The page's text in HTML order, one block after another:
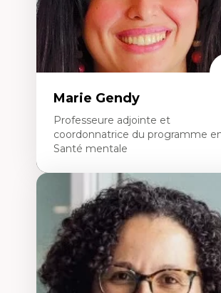
Marie Gendy
Professeure adjointe et
coordonnatrice du programme
Santé mentale
Expertises
Neuropsychiatrie et neurosciences
Direction d'essais cliniques
Analyse des politiques et pratiques en
mentale
Développement de protocoles d'essais
cliniques
Collaboration interfonctionnelle